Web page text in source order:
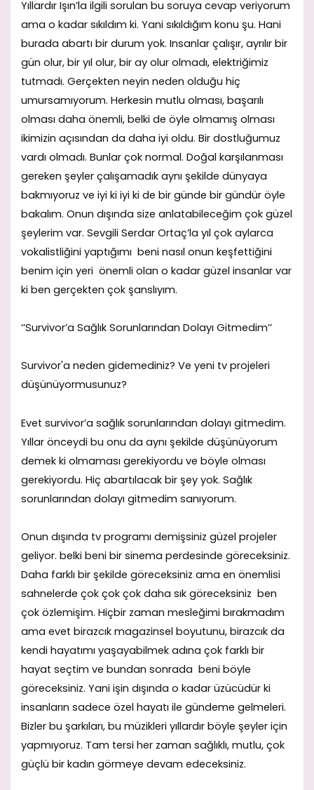
Yıllardır Işın’la ilgili sorulan bu soruya cevap veriyorum
ama o kadar sıkıldım ki. Yani sıkıldığım konu şu. Hani
burada abartı bir durum yok. Insanlar çalışır, ayrılır bir
gün olur, bir yıl olur, bir ay olur olmadı, elektriğimiz
tutmadı. Gerçekten neyin neden olduğu hiç
umursamıyorum. Herkesin mutlu olması, başarılı
olması daha önemli, belki de öyle olmamış olması
ikimizin açısından da daha iyi oldu. Bir dostluğumuz
vardı olmadı. Bunlar çok normal. Doğal karşılanması
gereken şeyler çalışamadık aynı şekilde dünyaya
bakmıyoruz ve iyi ki iyi ki de bir günde bir gündür öyle
bakalım. Onun dışında size anlatabileceğim çok güzel
şeylerim var. Sevgili Serdar Ortaç’la yıl çok aylarca
vokalistliğini yaptığımı beni nasıl onun keşfettiğini
benim için yeri önemli olan o kadar güzel insanlar var
ki ben gerçekten çok şanslıyım.
‘’Survivor’a Sağlık Sorunlarından Dolayı Gitmedim’’
Survivor'a neden gidemediniz? Ve yeni tv projeleri
düşünüyormusunuz?
Evet survivor’a sağlık sorunlarından dolayı gitmedim.
Yıllar önceydi bu onu da aynı şekilde düşünüyorum
demek ki olmaması gerekiyordu ve böyle olması
gerekiyordu. Hiç abartılacak bir şey yok. Sağlık
sorunlarından dolayı gitmedim sanıyorum.
Onun dışında tv programı demişsiniz güzel projeler
geliyor. belki beni bir sinema perdesinde göreceksiniz.
Daha farklı bir şekilde göreceksiniz ama en önemlisi
sahnelerde çok çok çok daha sık göreceksiniz ben
çok özlemişim. Hiçbir zaman mesleğimi bırakmadım
ama evet birazcık magazinsel boyutunu, birazcık da
kendi hayatımı yaşayabilmek adına çok farklı bir
hayat seçtim ve bundan sonrada beni böyle
göreceksiniz. Yani işin dışında o kadar üzücüdür ki
insanların sadece özel hayatı ile gündeme gelmeleri.
Bizler bu şarkıları, bu müzikleri yıllardır böyle şeyler için
yapmıyoruz. Tam tersi her zaman sağlıklı, mutlu, çok
güçlü bir kadın görmeye devam edeceksiniz.